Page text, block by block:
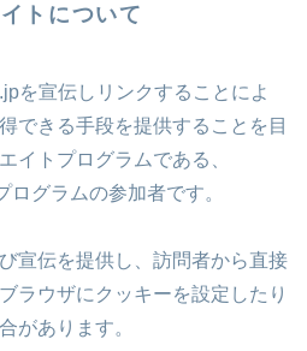
トについて
を宣伝しリンクすることによ
できる手段を提供することを目
イトプログラムである、
グラムの参加者です。
宣伝を提供し、訪問者から直接
ラウザにクッキーを設定したり
があります。